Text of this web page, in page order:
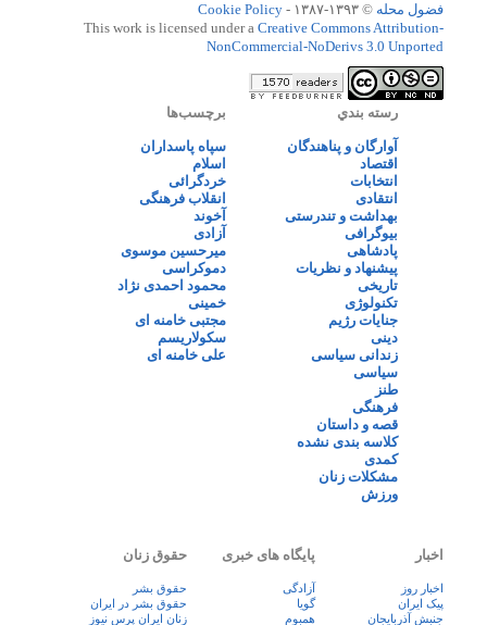
فضول محله © ۱۳۹۳-۱۳۸۷ -
Cookie Policy
This work is licensed under a Creative Commons Attribution-
NonCommercial-NoDerivs 3.0 Unported
رسته بندي
آوارگان و پناهندگان
اقتصاد
انتخابات
انتقادی
بهداشت و تندرستی
بیوگرافی
پادشاهی
پیشنهاد و نظریات
تاریخی
تکنولوژی
جنایات رژیم
دینی
زندانی سیاسی
سیاسی
طنز
فرهنگی
قصه و داستان
کلاسه بندی نشده
کمدی
مشکلات زنان
ورزش
برچسب‌ها
سپاه پاسداران
اسلام
خردگرائی
انقلاب فرهنگی
آخوند
آزادی
میرحسین موسوی
دموکراسی
محمود احمدی نژاد
خمینی
مجتبی خامنه ای
سکولاریسم
علی خامنه ای
اخبار
اخبار روز
پيک ايران
جنبش آذربایجان
پایگاه های خبری
آزادگی
گویا
همبوم
حقوق زنان
حقوق بشر
حقوق بشر در ایران
زنان ايران پرس نيوز